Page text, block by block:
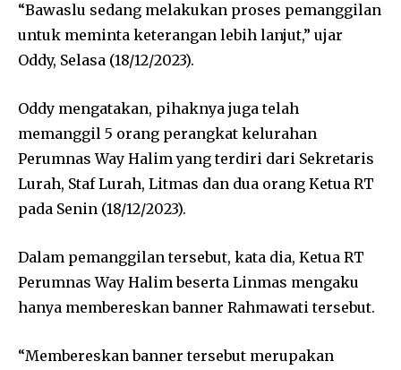
“Bawaslu sedang melakukan proses pemanggilan
untuk meminta keterangan lebih lanjut,” ujar
Oddy, Selasa (18/12/2023).
Oddy mengatakan, pihaknya juga telah
memanggil 5 orang perangkat kelurahan
Perumnas Way Halim yang terdiri dari Sekretaris
Lurah, Staf Lurah, Litmas dan dua orang Ketua RT
pada Senin (18/12/2023).
Dalam pemanggilan tersebut, kata dia, Ketua RT
Perumnas Way Halim beserta Linmas mengaku
hanya membereskan banner Rahmawati tersebut.
“Membereskan banner tersebut merupakan